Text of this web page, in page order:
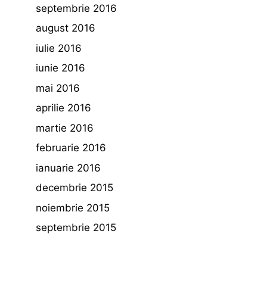
septembrie 2016
august 2016
iulie 2016
iunie 2016
mai 2016
aprilie 2016
martie 2016
februarie 2016
ianuarie 2016
decembrie 2015
noiembrie 2015
septembrie 2015